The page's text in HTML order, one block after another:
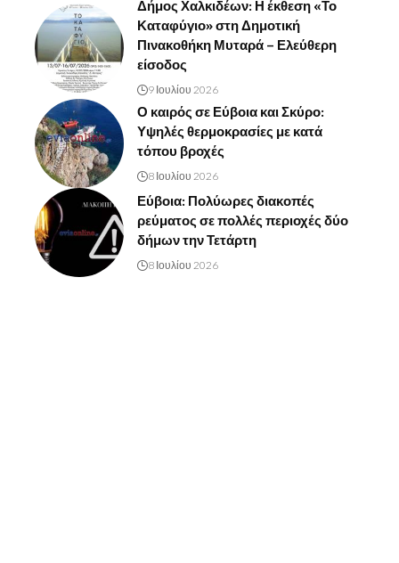
Δήμος Χαλκιδέων: Η έκθεση «Το
Καταφύγιο» στη Δημοτική
Πινακοθήκη Μυταρά – Ελεύθερη
είσοδος
9 Ιουλίου 2026
Ο καιρός σε Εύβοια και Σκύρο:
Υψηλές θερμοκρασίες με κατά
τόπου βροχές
8 Ιουλίου 2026
Εύβοια: Πολύωρες διακοπές
ρεύματος σε πολλές περιοχές δύο
δήμων την Τετάρτη
8 Ιουλίου 2026